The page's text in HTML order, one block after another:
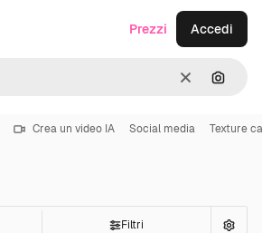
CancellaCerca
Prezzi Accedi
Crea un video IA Social media Texture
Filtri